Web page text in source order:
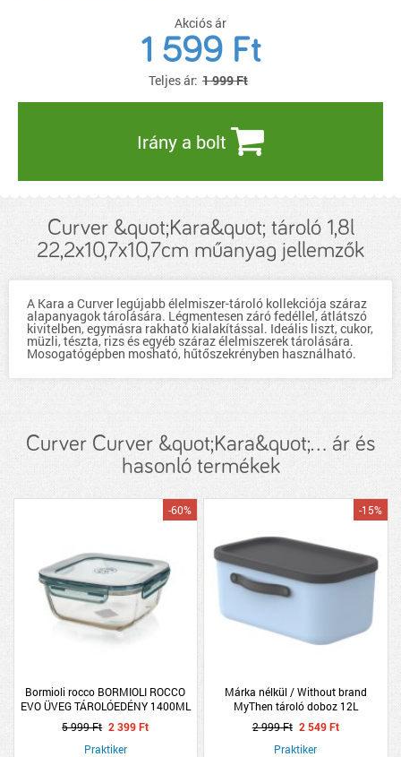
Akciós ár
1 599 Ft
Teljes ár: 1 999 Ft
Irány a bolt
Curver &quot;Kara&quot; tároló 1,8l
22,2x10,7x10,7cm műanyag jellemzők
A Kara a Curver legújabb élelmiszer-tároló kollekciója száraz
alapanyagok tárolására. Légmentesen záró fedéllel, átlátszó
kivitelben, egymásra rakható kialakítással. Ideális liszt, cukor,
müzli, tészta, rizs és egyéb száraz élelmiszerek tárolására.
Mosogatógépben mosható, hűtőszekrényben használható.
Curver Curver &quot;Kara&quot;... ár és
hasonló termékek
Bormioli rocco BORMIOLI ROCCO
EVO ÜVEG TÁROLÓEDÉNY 1400ML
-60%
5 999 Ft 2 399 Ft
Praktiker
Márka nélkül / Without brand
MyThen tároló doboz 12L
17,7x26,5x39,5cm kék-fekete
műanyag
-15%
2 999 Ft 2 549 Ft
Praktiker